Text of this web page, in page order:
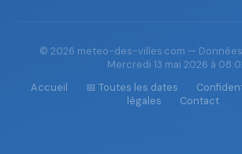
© 2026 meteo-des-villes.com —
Mercredi 13 mai 2026 à
Accueil
📅 Toutes les dates
légales
Contact